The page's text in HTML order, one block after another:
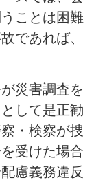
ことは困難
であれば、
災害調査を
して是正勧
・検察が捜
受けた場合
慮義務違反